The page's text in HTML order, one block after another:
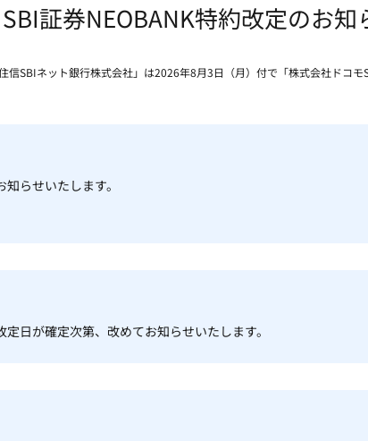
SBI証券NEOBANK特約改定のお知
SBIネット銀行株式会社」は2026年8月3日（月）付で「株式会社ドコモ
らせいたします。
日が確定次第、改めてお知らせいたします。